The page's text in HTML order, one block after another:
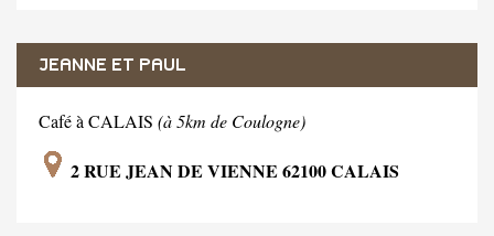
JEANNE ET PAUL
Café à CALAIS (à 5km de Coulogne)
2 RUE JEAN DE VIENNE 62100 CALAIS